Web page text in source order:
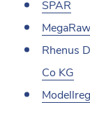
SPAR
Rhenus
Co KG